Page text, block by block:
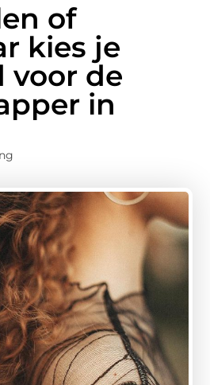
of
kies je
voor de
in